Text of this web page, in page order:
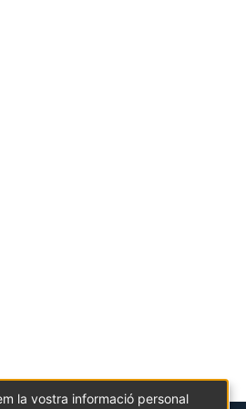
la vostra informació personal